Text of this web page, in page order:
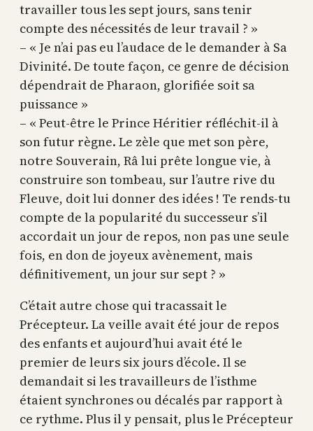
travailler tous les sept jours, sans tenir
compte des nécessités de leur travail ? »
– « Je n’ai pas eu l’audace de le demander à Sa
Divinité. De toute façon, ce genre de décision
dépendrait de Pharaon, glorifiée soit sa
puissance »
– « Peut-être le Prince Héritier réfléchit-il à
son futur règne. Le zèle que met son père,
notre Souverain, Râ lui prête longue vie, à
construire son tombeau, sur l’autre rive du
Fleuve, doit lui donner des idées ! Te rends-tu
compte de la popularité du successeur s’il
accordait un jour de repos, non pas une seule
fois, en don de joyeux avènement, mais
définitivement, un jour sur sept ? »
C’était autre chose qui tracassait le
Précepteur. La veille avait été jour de repos
des enfants et aujourd’hui avait été le
premier de leurs six jours d’école. Il se
demandait si les travailleurs de l’isthme
étaient synchrones ou décalés par rapport à
ce rythme. Plus il y pensait, plus le Précepteur